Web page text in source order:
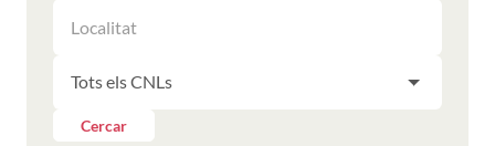
ELS
RESULTATS
LES
PER
LES
Cercar